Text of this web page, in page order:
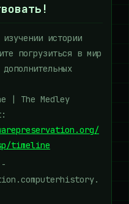
истории
погрузиться в мир
| The Medley
timeline